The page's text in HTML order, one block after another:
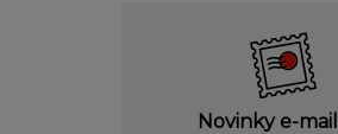
Novinky e-